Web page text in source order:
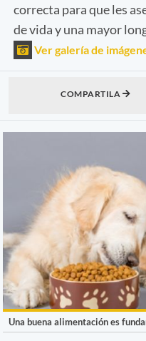
correcta para que les
de vida y una mayor
Ver galería de
COMPARTILA
Una buena alimentación es